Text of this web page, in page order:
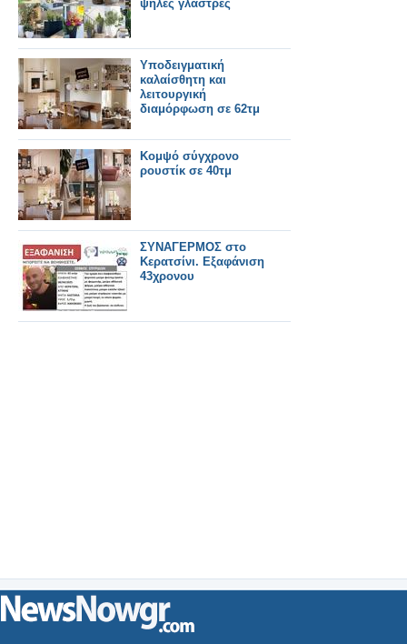
ψηλές γλάστρες
Υποδειγματική
καλαίσθητη και
λειτουργική
διαμόρφωση σε 62τμ
Κομψό σύγχρονο
ρουστίκ σε 40τμ
ΣΥΝΑΓΕΡΜΟΣ στο
Κερατσίνι. Εξαφάνιση
43χρονου